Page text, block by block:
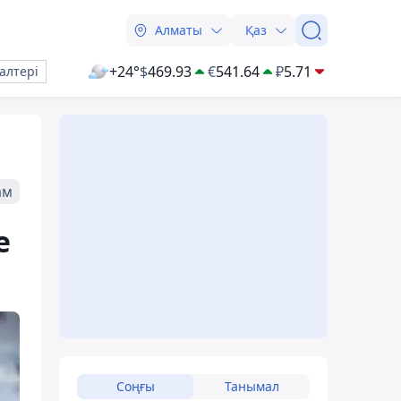
Алматы Қаз
+24°$469.93 €541.64 ₽5.71
Соңғы Танымал